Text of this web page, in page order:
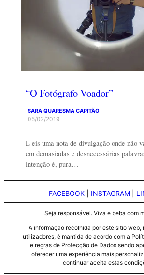
“O Fotógrafo Voador”
SARA QUARESMA CAPITÃO
05/02/2019
E eis uma nota de divulgação onde não
em demasiadas e desnecessárias
intenção é, pura…
FACEBOOK INSTAGRAM
Seja responsável. Viva e beba com
A informação recolhida por este sitio web,
utilizadores, é mantida de acordo com a
e regras de Protecção de Dados sendo
oferecer uma experiência mais
continuar aceita estas